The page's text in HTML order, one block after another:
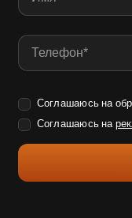
Соглашаюсь на
Соглашаюсь на